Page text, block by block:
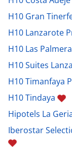
H10 Gran
H10 Lanzarote
H10 Las
H10 Suites
H10 Timanfaya
H10 Tindaya
Hipotels La
Iberostar